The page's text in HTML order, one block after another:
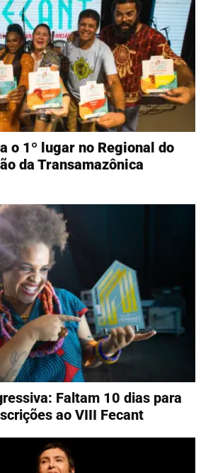
o 1º lugar no Regional do
da Transamazônica
Faltam 10 dias para
ao VIII Fecant